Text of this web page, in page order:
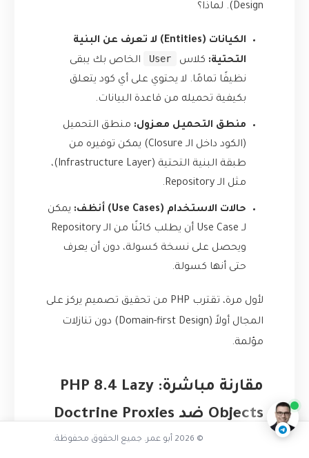
Design). لماذا؟
الكيانات (Entities) لا تعرف عن البنية
التحتية: كلاس User
الخاص بك يبقى
نظيفًا تمامًا. لا يحتوي على أي كود يتعلق
بكيفية تحميله من قاعدة البيانات.
منطق التحميل معزول: منطق التحميل
(الكود داخل الـ Closure) يمكن توفيره من
طبقة البنية التحتية (Infrastructure Layer)،
مثل الـ Repository.
حالات الاستخدام (Use Cases) أنظف:
يمكن
لـ Use Case أن يطلب كائنًا من الـ Repository
ويحصل على نسخة كسولة، دون أن يعرف
حتى أنها كسولة.
لأول مرة، تقترب PHP من تحقيق تصميم يركز على
المجال أولاً (Domain-first Design) دون تنازلات
مؤلمة.
مقارنة مباشرة: PHP 8.4 Lazy
Objects ضد Doctrine Proxies
ما مشكلة البروكسيات
ناقشنا على تليجرام@AbuOmarTech_bot
© 2026 أبو عمر. جميع الحقوق محفوظة.